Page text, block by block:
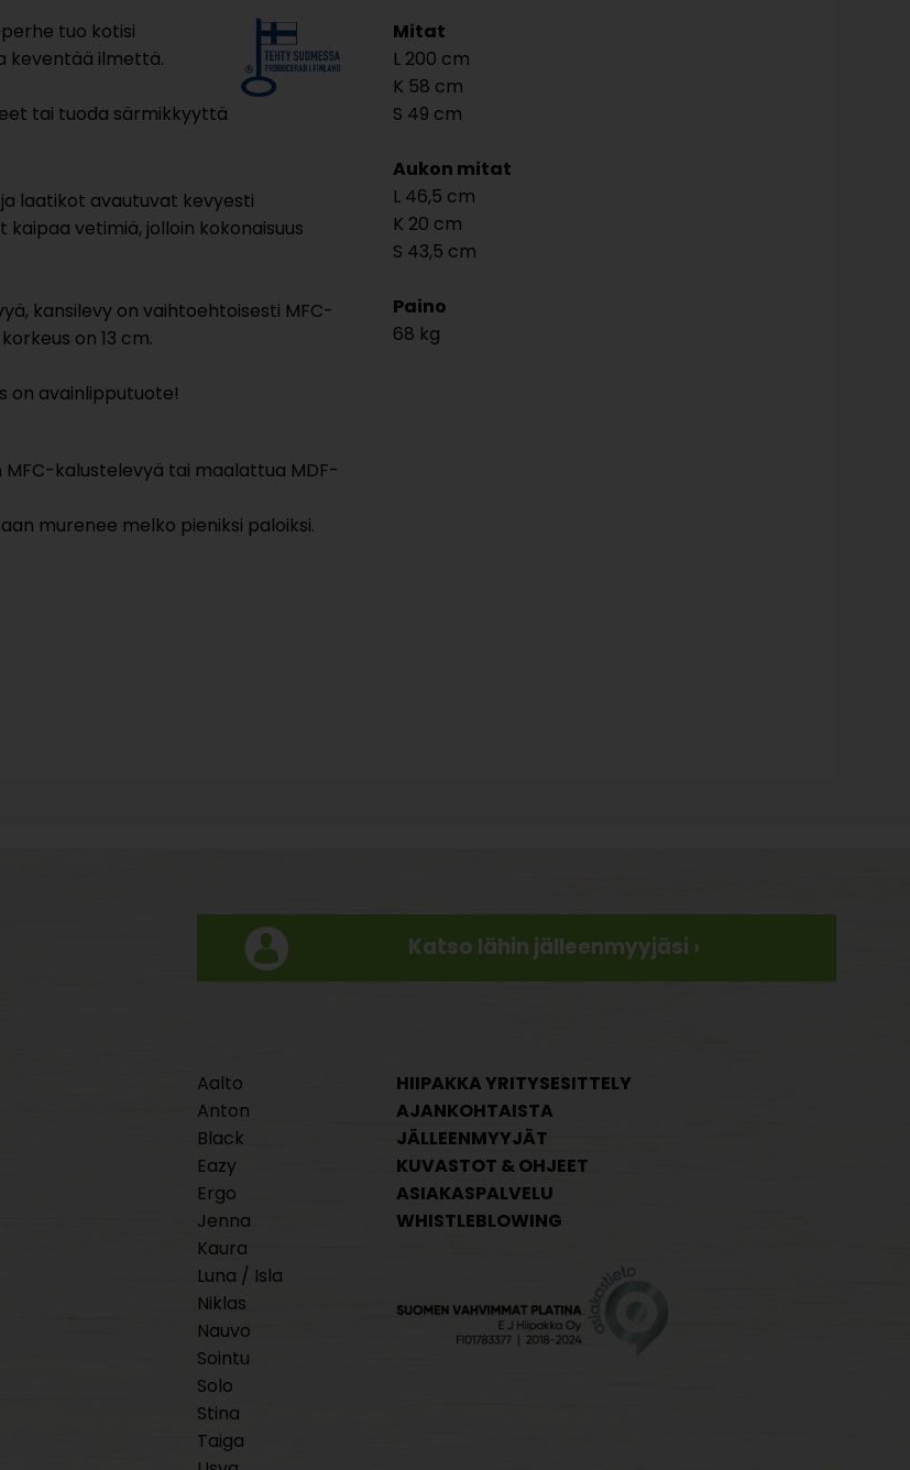
tuo kotisi
keventää ilmettä.
tai tuoda särmikkyyttä
laatikot avautuvat kevyesti
vetimiä, jolloin kokonaisuus
kansilevy on vaihtoehtoisesti MFC-
on 13 cm.
on avainlipputuote!
MFC-kalustelevyä tai maalattua MDF-
murenee melko pieniksi paloiksi.
Mitat
200
58
49
Aukon mitat
46,5
20
43,5
Paino
68 kg
Katso lähin jälleenmyyjäsi ›
Aalto
Anton
Black
Eazy
Ergo
Jenna
Kaura
Luna / Isla
Niklas
Nauvo
Sointu
Solo
Stina
Taiga
HIIPAKKA YRITYSESITTELY
AJANKOHTAISTA
JÄLLEENMYYJÄT
KUVASTOT & OHJEET
ASIAKASPALVELU
WHISTLEBLOWING